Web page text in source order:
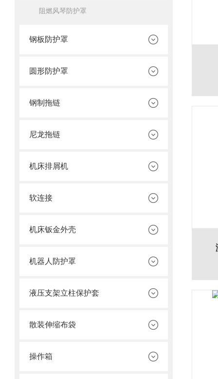
阻燃风琴防护罩
钢板防护罩
圆形防护罩
钢制拖链
尼龙拖链
机床排屑机
软连接
机床钣金外壳
机器人防护罩
液压支架立柱保护套
散装伸缩布袋
操作箱